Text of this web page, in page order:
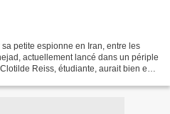
petite espionne en Iran, entre les
actuellement lancé dans un périple
Reiss, étudiante, aurait bien eu